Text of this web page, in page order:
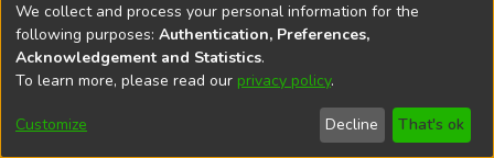
Universidad Nacional de Córdoba
We collect and process your personal information for the
following purposes: Authentication, Preferences,
Acknowledgement and Statistics.
To learn more, please read our privacy policy.
Customize Decline That's ok